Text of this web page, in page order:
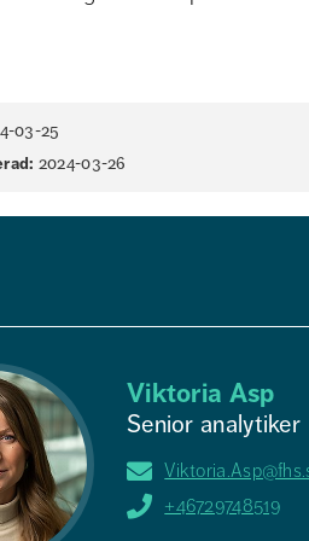
03-25
2024-03-26
Viktoria Asp
Senior analytiker
+46729748519